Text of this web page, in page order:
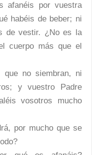
afanéis por vuestra
habéis de beber; ni
de vestir. ¿No es la
cuerpo más que el
no siembran, ni
y vuestro Padre
vosotros mucho
por mucho que se